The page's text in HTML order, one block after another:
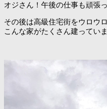
オジさん！午後の仕事も頑張
その後は高級住宅街をウロウ
こんな家がたくさん建っていま